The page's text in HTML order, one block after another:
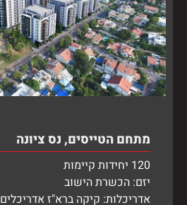
מתחם הטייסים, נס ציונה
120 יחידות קיימות
יזם: הכשרת הישוב
אדריכלות: קיקה ברא"ז אדריכלים